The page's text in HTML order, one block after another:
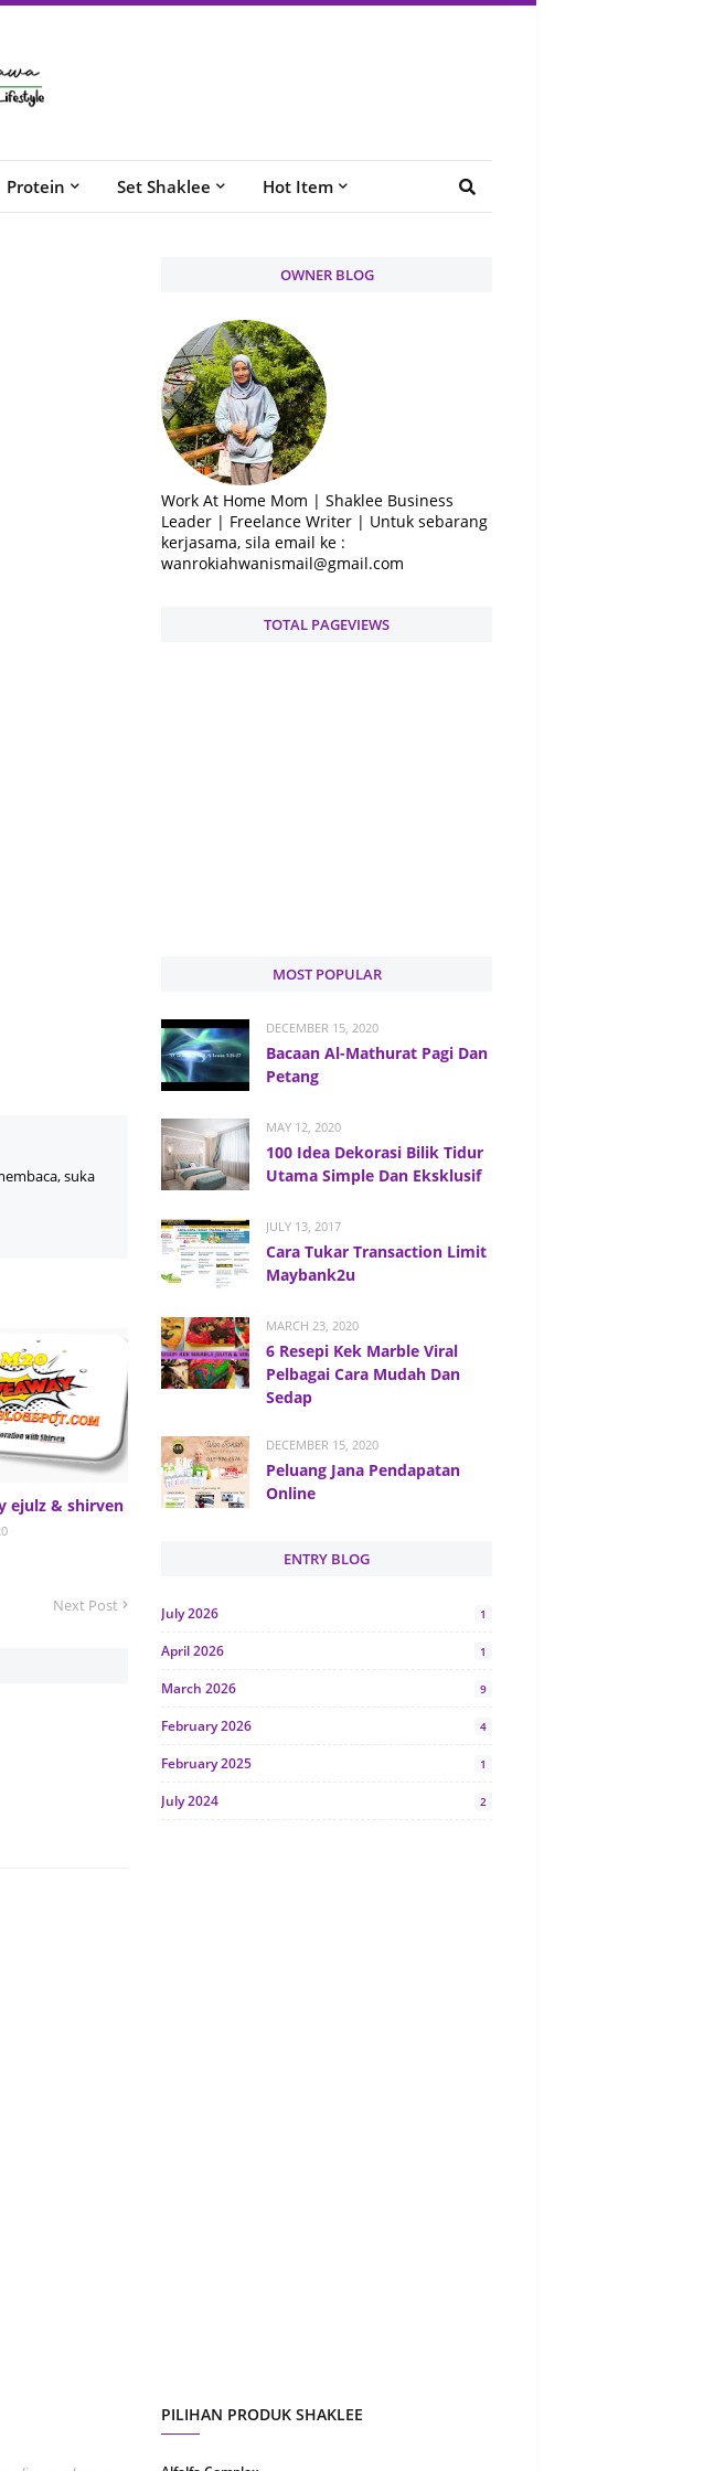
Protein Set Shaklee Hot Item
suka
ejulz & shirven
Next Post
OWNER BLOG
Work At Home Mom | Shaklee Business
Leader | Freelance Writer | Untuk sebarang
kerjasama, sila email ke :
wanrokiahwanismail@gmail.com
TOTAL PAGEVIEWS
MOST POPULAR
DECEMBER 15, 2020
Bacaan Al-Mathurat Pagi Dan
Petang
MAY 12, 2020
100 Idea Dekorasi Bilik Tidur
Utama Simple Dan Eksklusif
JULY 13, 2017
Cara Tukar Transaction Limit
Maybank2u
MARCH 23, 2020
6 Resepi Kek Marble Viral
Pelbagai Cara Mudah Dan
Sedap
DECEMBER 15, 2020
Peluang Jana Pendapatan
Online
ENTRY BLOG
July 2026 1
April 2026 1
March 2026 9
February 2026 4
February 2025 1
July 2024 2
October 2021
PILIHAN PRODUK SHAKLEE